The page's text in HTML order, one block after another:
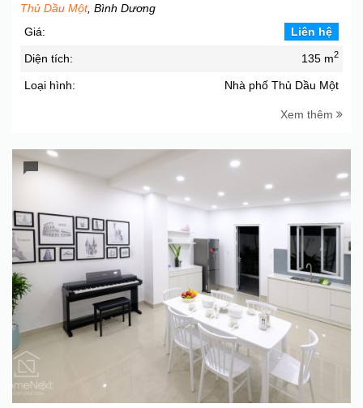
Thủ Dầu Một, Bình Dương
Giá:
Liên hệ
Diện tích: 135 m2
Loại hình: Nhà phố Thủ Dầu Một
Xem thêm